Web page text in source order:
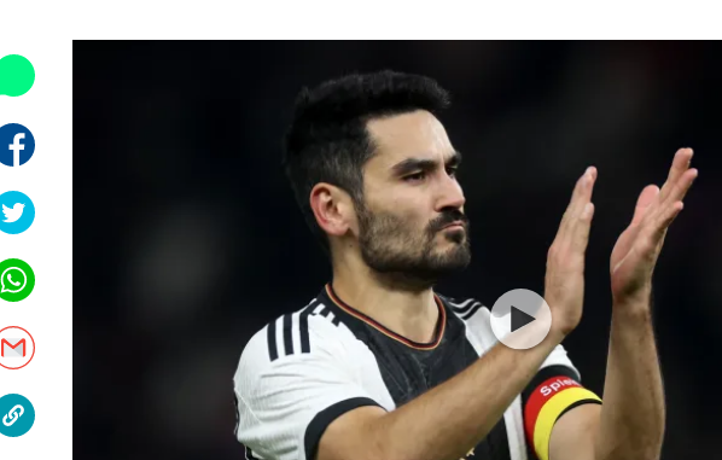
הפועל תל אביב
בני יהודה
ליגה סינית
ליגה ברזילאית
ליגות נוספות